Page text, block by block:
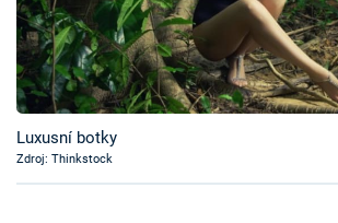
TV Program
Časopis
Sledujte prima+
Luxusní botky
Zdroj: Thinkstock